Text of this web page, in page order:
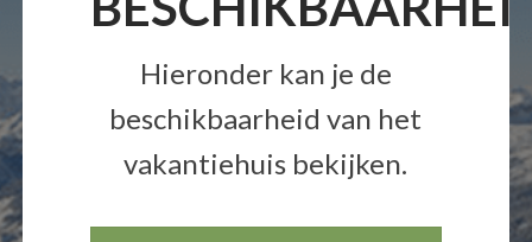
Hieronder kan je de
beschikbaarheid van het
vakantiehuis bekijken.